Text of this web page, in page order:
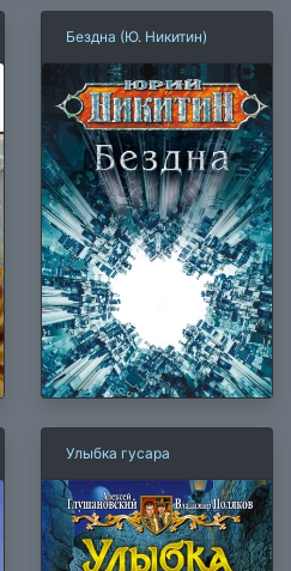
Бездна (Ю. Никитин)
Улыбка гусара